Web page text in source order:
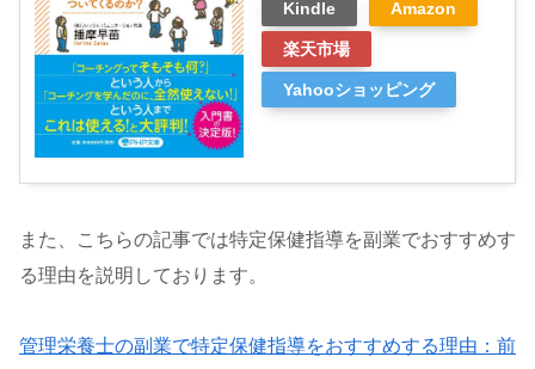
Kindle Amazon
楽天市場
Yahooショッピング
また、こちらの記事では特定保健指導を副業でおすすめす
る理由を説明しております。
管理栄養士の副業で特定保健指導をおすすめする理由：前